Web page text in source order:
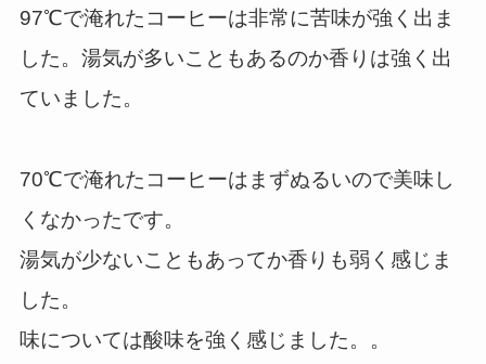
97℃で淹れたコーヒーは非常に苦味が強く出ま
した。湯気が多いこともあるのか香りは強く出
ていました。
70℃で淹れたコーヒーはまずぬるいので美味し
くなかったです。
湯気が少ないこともあってか香りも弱く感じま
した。
味については酸味を強く感じました。。